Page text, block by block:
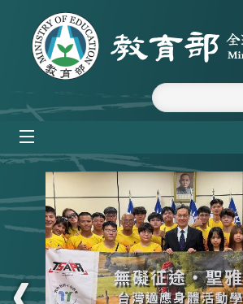
跳到主要內容區塊
:::